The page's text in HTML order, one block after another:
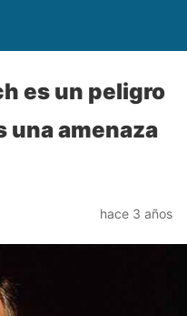
es un peligro
una amenaza
hace 3 años